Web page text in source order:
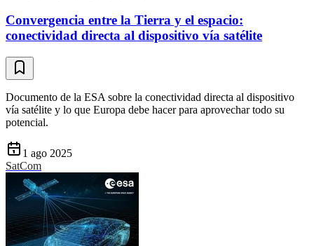
Convergencia entre la Tierra y el espacio:
conectividad directa al dispositivo vía satélite
Documento de la ESA sobre la conectividad directa al dispositivo
vía satélite y lo que Europa debe hacer para aprovechar todo su
potencial.
1 ago 2025
SatCom